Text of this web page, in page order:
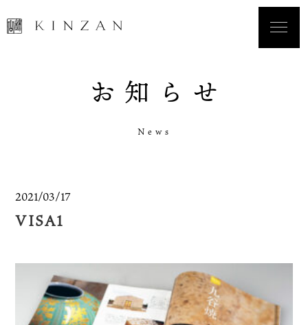
お 知 ら せ
N e w s
2021/03/17
VISA1